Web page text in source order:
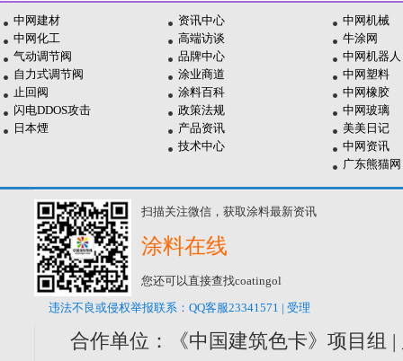
中网建材
中网化工
气动调节阀
自力式调节阀
止回阀
闪电DDOS攻击
日本煙
资讯中心
高端访谈
品牌中心
涂业商道
涂料百科
政策法规
产品资讯
技术中心
中网机械
牛涂网
中网机器人
中网塑料
中网橡胶
中网玻璃
美美日记
中网资讯
广东熊猫网
扫描关注微信，获取涂料最新资讯
涂料在线
您还可以直接查找coatingol
违法不良或侵权举报联系：QQ客服23341571 | 受理
合作单位：《中国建筑色卡》项目组